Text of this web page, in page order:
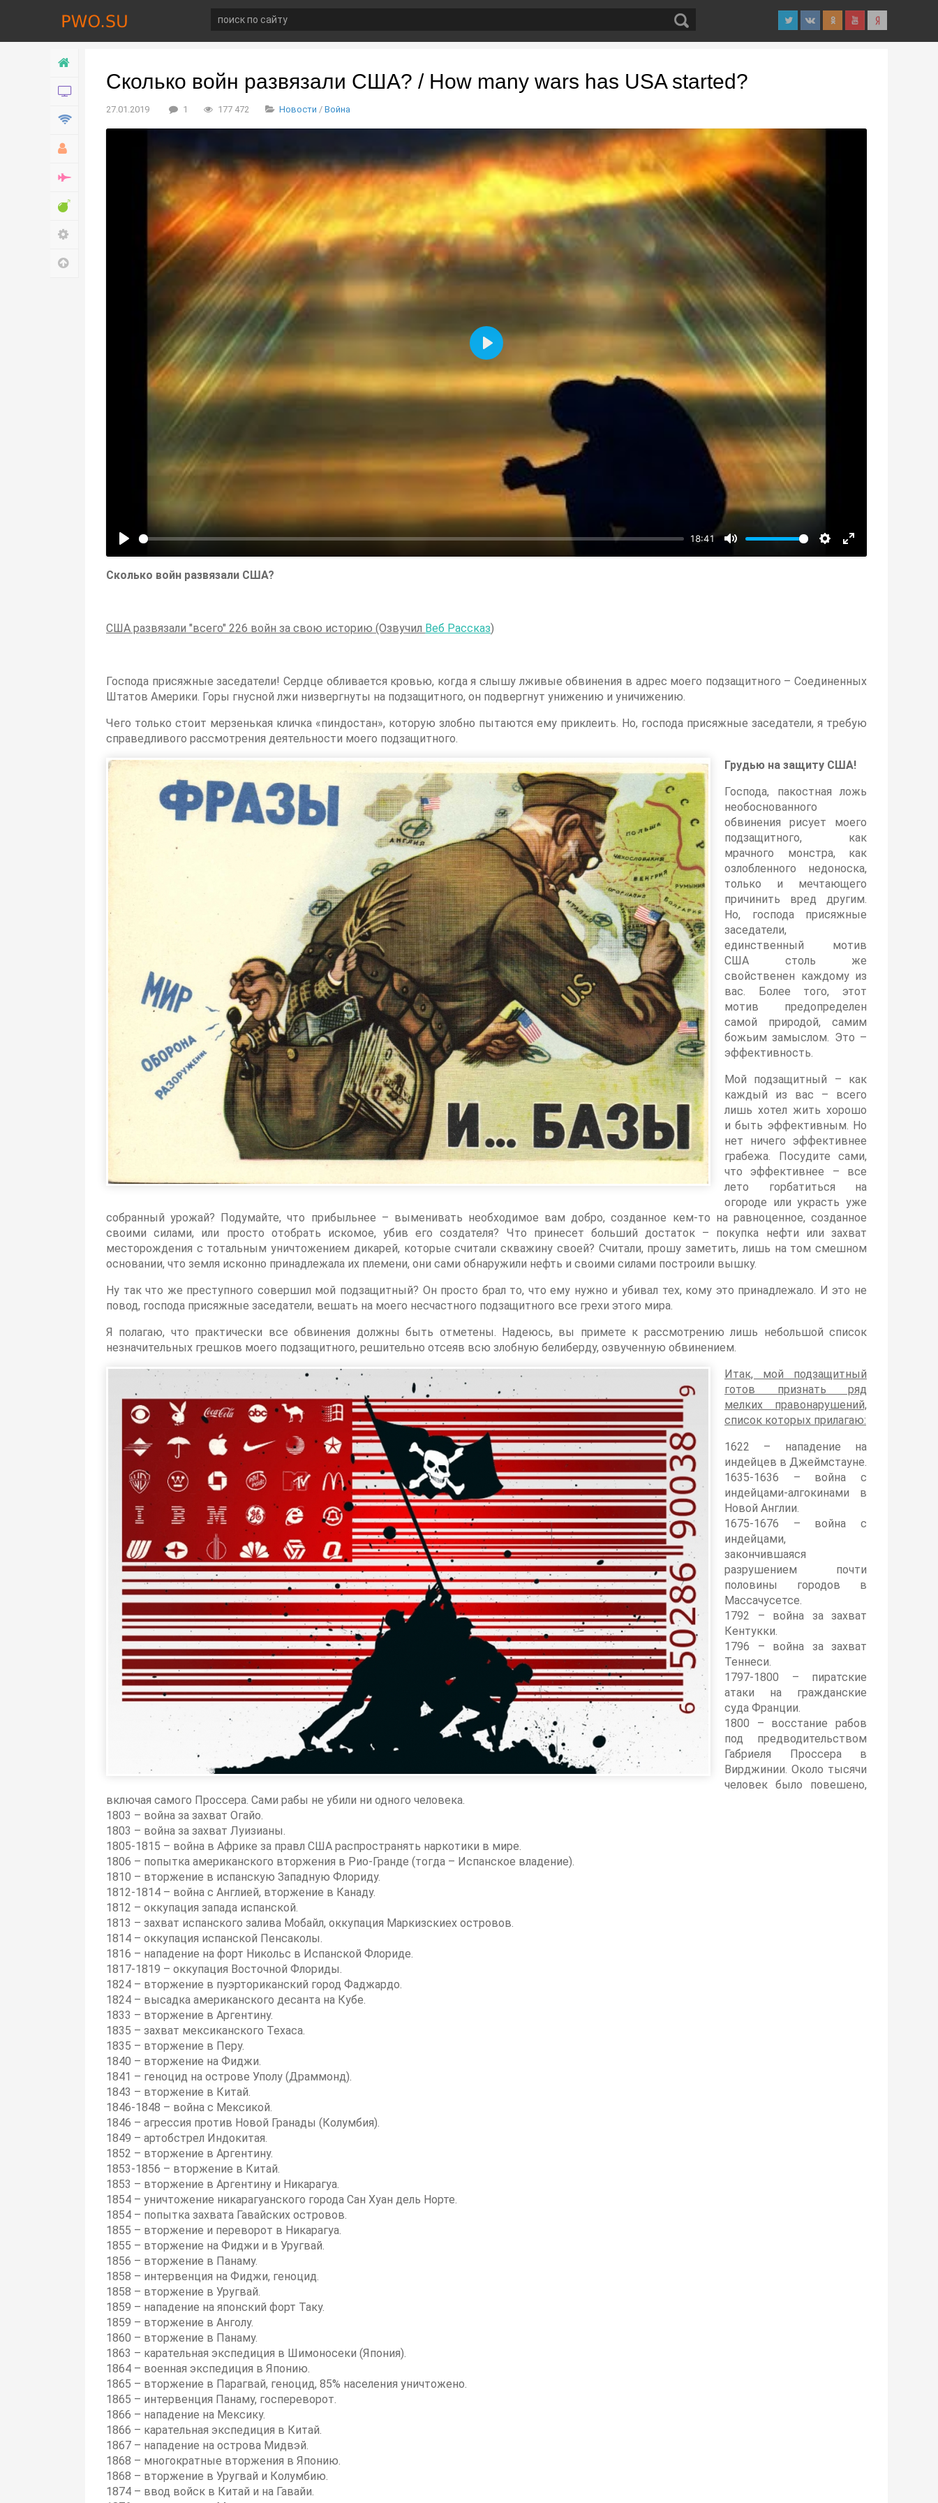
Новости
Сколько войн развязали США? / How many wars has USA started?
27.01.2019 1 177 472 Новости / Война
18:41
Воспроизвести
Сколько войн развязали США?
США развязали "всего" 226 войн за свою историю (Озвучил Веб Рассказ)
Господа присяжные заседатели! Сердце обливается кровью, когда я слышу лживые обвинения в адрес моего подзащитного – Соединенных
Штатов Америки. Горы гнусной лжи низвергнуты на подзащитного, он подвергнут унижению и уничижению.
Чего только стоит мерзенькая кличка «пиндостан», которую злобно пытаются ему приклеить. Но, господа присяжные заседатели, я требую
справедливого рассмотрения деятельности моего подзащитного.
Грудью на защиту США!
Господа, пакостная ложь
необоснованного
обвинения рисует моего
подзащитного, как
мрачного монстра, как
озлобленного недоноска,
только и мечтающего
причинить вред другим.
Но, господа присяжные
заседатели,
единственный мотив
США столь же
свойственен каждому из
вас. Более того, этот
мотив предопределен
самой природой, самим
божьим замыслом. Это –
эффективность.
Мой подзащитный – как
каждый из вас – всего
лишь хотел жить хорошо
и быть эффективным. Но
нет ничего эффективнее
грабежа. Посудите сами,
что эффективнее – все
лето горбатиться на
огороде или украсть уже
собранный урожай? Подумайте, что прибыльнее – выменивать необходимое вам добро, созданное кем-то на равноценное, созданное
своими силами, или просто отобрать искомое, убив его создателя? Что принесет больший достаток – покупка нефти или захват
месторождения с тотальным уничтожением дикарей, которые считали скважину своей? Считали, прошу заметить, лишь на том смешном
основании, что земля исконно принадлежала их племени, они сами обнаружили нефть и своими силами построили вышку.
Ну так что же преступного совершил мой подзащитный? Он просто брал то, что ему нужно и убивал тех, кому это принадлежало. И это не
повод, господа присяжные заседатели, вешать на моего несчастного подзащитного все грехи этого мира.
Я полагаю, что практически все обвинения должны быть отметены. Надеюсь, вы примете к рассмотрению лишь небольшой список
незначительных грешков моего подзащитного, решительно отсеяв всю злобную белиберду, озвученную обвинением.
Итак, мой подзащитный
готов признать ряд
мелких правонарушений,
список которых прилагаю:
1622 – нападение на
индейцев в Джеймстауне.
1635-1636 – война с
индейцами-алгокинами в
Новой Англии.
1675-1676 – война с
индейцами,
закончившаяся
разрушением почти
половины городов в
Массачусетсе.
1792 – война за захват
Кентукки.
1796 – война за захват
Теннеси.
1797-1800 – пиратские
атаки на гражданские
суда Франции.
1800 – восстание рабов
под предводительством
Габриеля Проссера в
Вирджинии. Около тысячи
человек было повешено,
включая самого Проссера. Сами рабы не убили ни одного человека.
1803 – война за захват Огайо.
1803 – война за захват Луизианы.
1805-1815 – война в Африке за правл США распространять наркотики в мире.
1806 – попытка американского вторжения в Рио-Гранде (тогда – Испанское владение).
1810 – вторжение в испанскую Западную Флориду.
1812-1814 – война с Англией, вторжение в Канаду.
1812 – оккупация запада испанской.
1813 – захват испанского залива Мобайл, оккупация Маркизскиех островов.
1814 – оккупация испанской Пенсаколы.
1816 – нападение на форт Никольс в Испанской Флориде.
1817-1819 – оккупация Восточной Флориды.
1824 – вторжение в пуэрториканский город Фаджардо.
1824 – высадка американского десанта на Кубе.
1833 – вторжение в Аргентину.
1835 – захват мексиканского Техаса.
1835 – вторжение в Перу.
1840 – вторжение на Фиджи.
1841 – геноцид на острове Уполу (Драммонд).
1843 – вторжение в Китай.
1846-1848 – война с Мексикой.
1846 – агрессия против Новой Гранады (Колумбия).
1849 – артобстрел Индокитая.
1852 – вторжение в Аргентину.
1853-1856 – вторжение в Китай.
1853 – вторжение в Аргентину и Никарагуа.
1854 – уничтожение никарагуанского города Сан Хуан дель Норте.
1854 – попытка захвата Гавайских островов.
1855 – вторжение и переворот в Никарагуа.
1855 – вторжение на Фиджи и в Уругвай.
1856 – вторжение в Панаму.
1858 – интервенция на Фиджи, геноцид.
1858 – вторжение в Уругвай.
1859 – нападение на японский форт Таку.
1859 – вторжение в Анголу.
1860 – вторжение в Панаму.
1863 – карательная экспедиция в Шимоносеки (Япония).
1864 – военная экспедиция в Японию.
1865 – вторжение в Парагвай, геноцид, 85% населения уничтожено.
1865 – интервенция Панаму, госпереворот.
1866 – нападение на Мексику.
1866 – карательная экспедиция в Китай.
1867 – нападение на острова Мидвэй.
1868 – многократные вторжения в Японию.
1868 – вторжение в Уругвай и Колумбию.
1874 – ввод войск в Китай и на Гавайи.